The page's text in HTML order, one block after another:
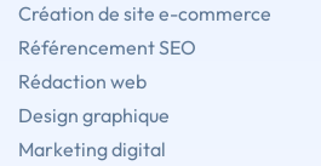
Création de site e-commerce
Référencement SEO
Rédaction web
Design graphique
Marketing digital